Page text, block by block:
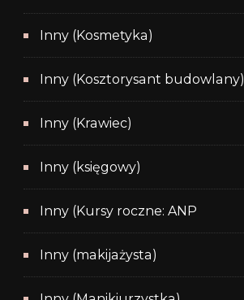
Inny (Kosmetyka)
Inny (Kosztorysant budowlany)
Inny (Krawiec)
Inny (księgowy)
Inny (Kursy roczne: ANP
Inny (makijażysta)